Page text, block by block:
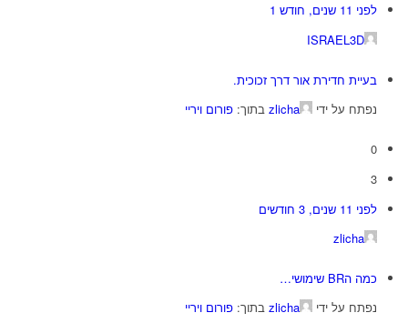
לפני 11 שנים, חודש 1
ISRAEL3D
בעיית חדירת אור דרך זכוכית.
נפתח על ידי
zlicha בתוך: פורום ויריי
0
3
לפני 11 שנים, 3 חודשים
zlicha
כמה הBR שימושי…
נפתח על ידי
zlicha בתוך: פורום ויריי